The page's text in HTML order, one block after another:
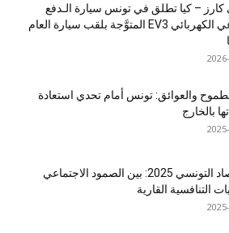
– كيا تطلق في تونس سيارة الـدفع
الرباعي الكهربائي EV3 المتوَّجة بلقب سيارة العام
والعوائق: تونس أمام تحدي استعادة
بالخارج
الاقتصاد التونسي 2025: بين الصمود الاجتماعي
التنافسية القارية